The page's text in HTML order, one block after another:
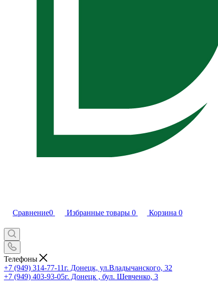
Сравнение0 Избранные товары 0 Корзина 0
Телефоны
+7 (949) 314-77-11г. Донецк, ул.Владычанского, 32
+7 (949) 403-93-05г. Донецк , бул. Шевченко, 3